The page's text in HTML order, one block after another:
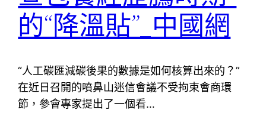
的“降溫貼”_中國網
“人工碳匯減碳後果的數據是如何核算出來的？”
在近日召開的噴鼻山迷信會議不受拘束會商環
節，參會專家提出了一個看…